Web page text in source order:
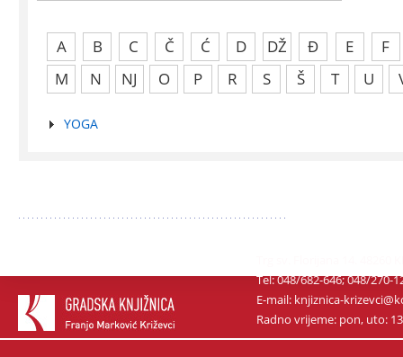
A B C Č Ć D DŽ Đ E
F
M
N NJ O P R S Š T U
YOGA
Tel: 048/682-646; 048/270-
E-mail: knjiznica-
Radno vrijeme: pon, uto: